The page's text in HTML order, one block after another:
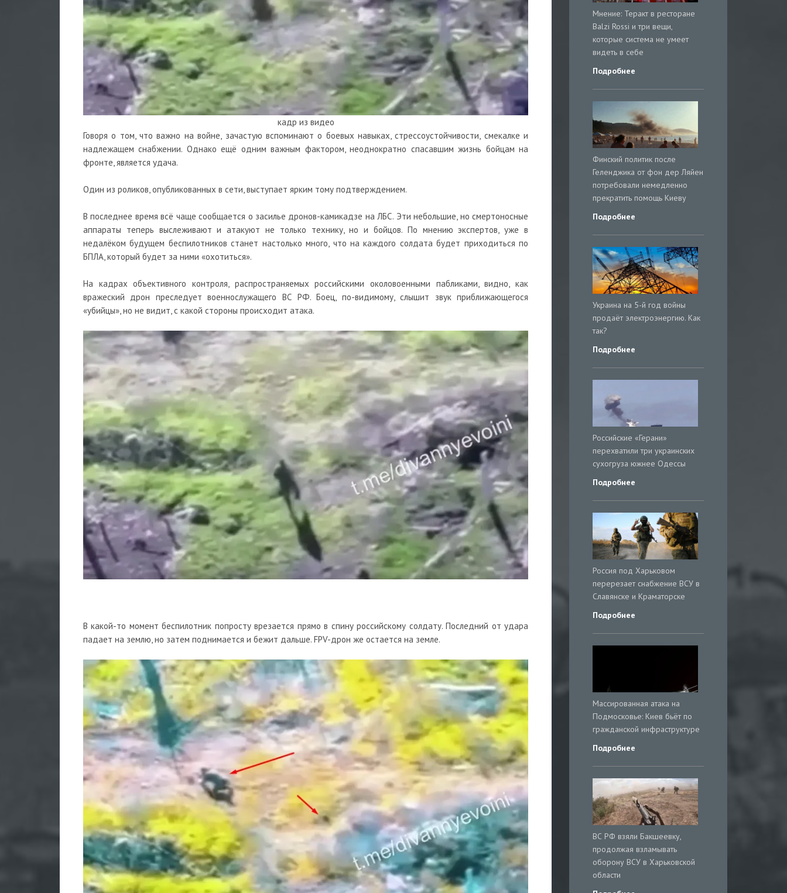
кадр из видео
Говоря о том, что важно на войне, зачастую вспоминают о боевых навыках, стрессоустойчивости, смекалке и
надлежащем снабжении. Однако ещё одним важным фактором, неоднократно спасавшим жизнь бойцам на
фронте, является удача.
Один из роликов, опубликованных в сети, выступает ярким тому подтверждением.
В последнее время всё чаще сообщается о засилье дронов-камикадзе на ЛБС. Эти небольшие, но смертоносные
аппараты теперь выслеживают и атакуют не только технику, но и бойцов. По мнению экспертов, уже в
недалёком будущем беспилотников станет настолько много, что на каждого солдата будет приходиться по
БПЛА, который будет за ними «охотиться».
На кадрах объективного контроля, распространяемых российскими околовоенными пабликами, видно, как
вражеский дрон преследует военнослужащего ВС РФ. Боец, по-видимому, слышит звук приближающегося
«убийцы», но не видит, с какой стороны происходит атака.
В какой-то момент беспилотник попросту врезается прямо в спину российскому солдату. Последний от удара
падает на землю, но затем поднимается и бежит дальше. FPV-дрон же остается на земле.
Мнение: Теракт в ресторане
Balzi Rossi и три вещи,
которые система не умеет
видеть в себе
Подробнее
Финский политик после
Геленджика от фон дер Ляйен
потребовали немедленно
прекратить помощь Киеву
Подробнее
Украина на 5-й год войны
продаёт электроэнергию. Как
так?
Подробнее
Российские «Герани»
перехватили три украинских
сухогруза южнее Одессы
Подробнее
Россия под Харьковом
перерезает снабжение ВСУ в
Славянске и Краматорске
Подробнее
Массированная атака на
Подмосковье: Киев бьёт по
гражданской инфраструктуре
Подробнее
ВС РФ взяли Бакшеевку,
продолжая взламывать
оборону ВСУ в Харьковской
области